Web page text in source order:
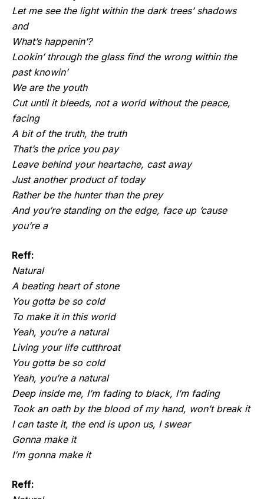
Let me see the light within the dark trees’ shadows
and
What’s happenin’?
Lookin’ through the glass find the wrong within the
past knowin’
We are the youth
Cut until it bleeds, not a world without the peace,
facing
A bit of the truth, the truth
That’s the price you pay
Leave behind your heartache, cast away
Just another product of today
Rather be the hunter than the prey
And you’re standing on the edge, face up ‘cause
you’re a
Reff:
Natural
A beating heart of stone
You gotta be so cold
To make it in this world
Yeah, you’re a natural
Living your life cutthroat
You gotta be so cold
Yeah, you’re a natural
Deep inside me, I’m fading to black, I’m fading
Took an oath by the blood of my hand, won’t break it
I can taste it, the end is upon us, I swear
Gonna make it
I’m gonna make it
Reff: